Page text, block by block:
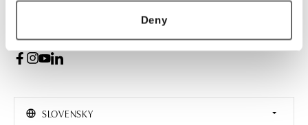
Deny
Súhlasím s odberom newslettera
SLOVENSKY